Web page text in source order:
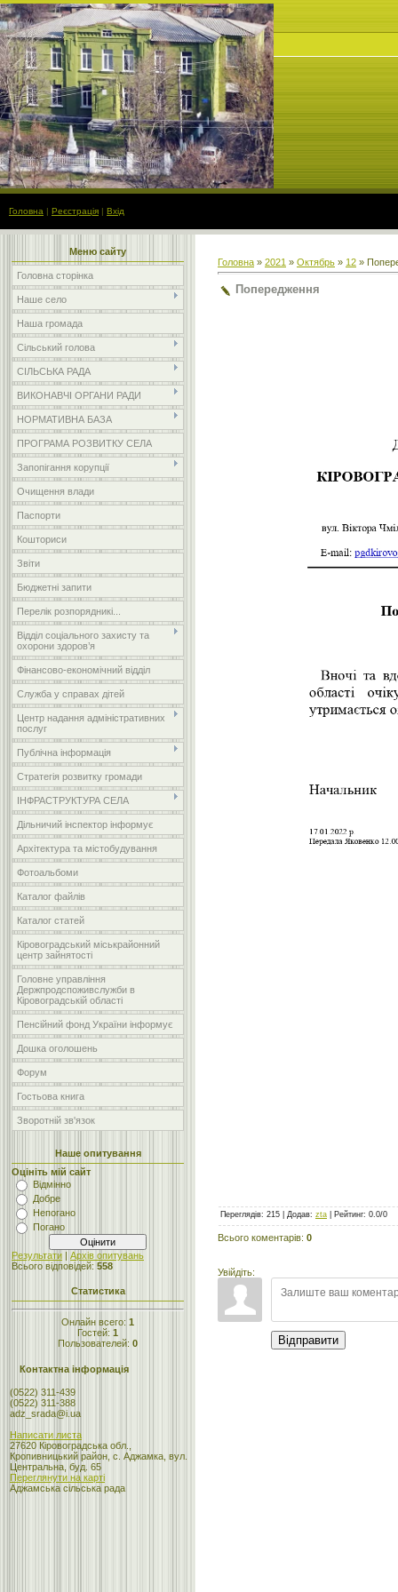
Головна | Реєстрація | Вхід
Меню сайту
Головна сторінка
Наше село
Наша громада
Сільський голова
СІЛЬСЬКА РАДА
ВИКОНАВЧІ ОРГАНИ РАДИ
НОРМАТИВНА БАЗА
ПРОГРАМА РОЗВИТКУ СЕЛА
Запопігання корупції
Очищення влади
Паспорти
Кошториси
Звіти
Бюджетні запити
Перелік розпорядникі...
Відділ соціального захисту та
охорони здоров’я
Фінансово-економічний відділ
Служба у справах дітей
Центр надання адміністративних
послуг
Публічна інформація
Стратегія розвитку громади
ІНФРАСТРУКТУРА СЕЛА
Дільничий інспектор інформує
Архітектура та містобудування
Фотоальбоми
Каталог файлів
Каталог статей
Кіровоградський міськрайонний
центр зайнятості
Головне управління
Держпродспоживслужби в
Кіровоградській області
Пенсійний фонд України інформує
Дошка оголошень
Форум
Гостьова книга
Зворотній зв'язок
Наше опитування
Оцініть мій сайт
Відмінно
Добре
Непогано
Погано
Результати | Архів опитувань
Всього відповідей: 558
Статистика
Онлайн всего: 1
Гостей: 1
Пользователей: 0
Контактна інформація
(0522) 311-439
(0522) 311-388
adz_srada@i.ua
Написати листа
27620 Кіровоградська обл.,
Кропивницький район, с. Аджамка, вул.
Центральна, буд. 65
Переглянути на карті
Аджамська сільська рада
Головна » 2021 » Октябрь » 12 »
Попередження
Переглядів: 215 Додав: zta Рейтинг: 0.0/0
Всього коментарів: 0
Увійдіть:
Відправити